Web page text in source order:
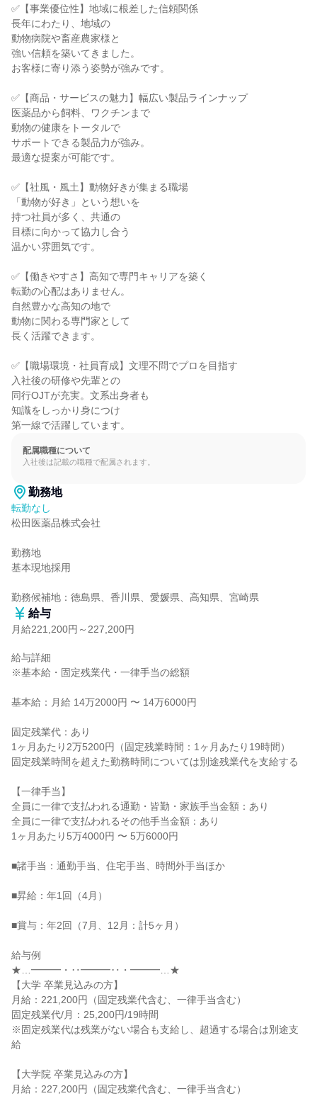
✅【事業優位性】地域に根差した信頼関係
長年にわたり、地域の
動物病院や畜産農家様と
強い信頼を築いてきました。
お客様に寄り添う姿勢が強みです。
✅【商品・サービスの魅力】幅広い製品ラインナップ
医薬品から飼料、ワクチンまで
動物の健康をトータルで
サポートできる製品力が強み。
最適な提案が可能です。
✅【社風・風土】動物好きが集まる職場
「動物が好き」という想いを
持つ社員が多く、共通の
目標に向かって協力し合う
温かい雰囲気です。
✅【働きやすさ】高知で専門キャリアを築く
転勤の心配はありません。
自然豊かな高知の地で
動物に関わる専門家として
長く活躍できます。
✅【職場環境・社員育成】文理不問でプロを目指す
入社後の研修や先輩との
同行OJTが充実。文系出身者も
知識をしっかり身につけ
第一線で活躍しています。
配属職種について
入社後は記載の職種で配属されます。
勤務地
転勤なし
松田医薬品株式会社
勤務地
基本現地採用
勤務候補地：徳島県、香川県、愛媛県、高知県、宮崎県
給与
月給221,200円～227,200円
給与詳細
※基本給・固定残業代・一律手当の総額
基本給：月給 14万2000円 〜 14万6000円
固定残業代：あり
1ヶ月あたり2万5200円（固定残業時間：1ヶ月あたり19時間）
固定残業時間を超えた勤務時間については別途残業代を支給する
【一律手当】
全員に一律で支払われる通勤・皆勤・家族手当金額：あり
全員に一律で支払われるその他手当金額：あり
1ヶ月あたり5万4000円 〜 5万6000円
■諸手当：通勤手当、住宅手当、時間外手当ほか
■昇給：年1回（4月）
■賞与：年2回（7月、12月：計5ヶ月）
給与例
★…━━━・‥━━━‥・━━━…★
【大学 卒業見込みの方】
月給：221,200円（固定残業代含む、一律手当含む）
固定残業代/月：25,200円/19時間
※固定残業代は残業がない場合も支給し、超過する場合は別途支
給
【大学院 卒業見込みの方】
月給：227,200円（固定残業代含む、一律手当含む）